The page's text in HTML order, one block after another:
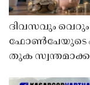
ദിവസവും വെറും
ഫോൺപേയുടെ
തുക